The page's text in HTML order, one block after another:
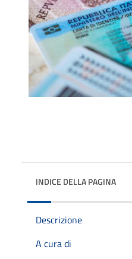
INDICE DELLA PAGINA
Descrizione
A cura di